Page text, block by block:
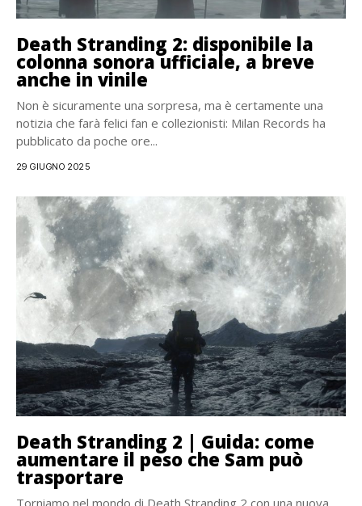
Death Stranding 2: disponibile la
colonna sonora ufficiale, a breve
anche in vinile
Non è sicuramente una sorpresa, ma è certamente una
notizia che farà felici fan e collezionisti: Milan Records ha
pubblicato da poche ore...
29 GIUGNO 2025
Death Stranding 2 | Guida: come
aumentare il peso che Sam può
trasportare
Torniamo nel mondo di Death Stranding 2 con una nuova